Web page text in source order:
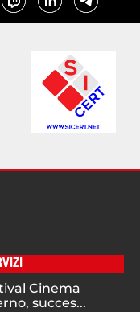
Cinema
succes...